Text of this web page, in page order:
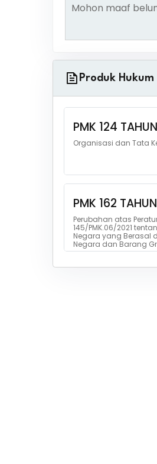
Mohon maaf
Produk
PMK 124
Organisasi dan Tata
PMK 162
Perubahan atas
145/PMK.06/2021
Negara yang Berasal
Negara dan Barang